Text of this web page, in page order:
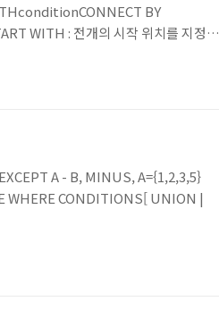
BY
WITH : 전개의 시작 위치를 지정하
A - B, MINUS, A={1,2,3,5}
WHERE CONDITIONS[ UNION |